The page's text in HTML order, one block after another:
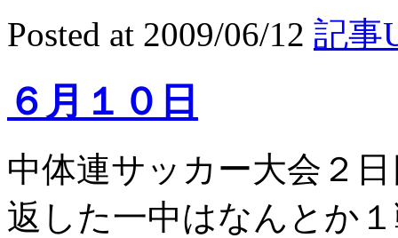
Posted at 2009/06/12 記事
６月１０日
中体連サッカー大会２
返した一中はなんとか